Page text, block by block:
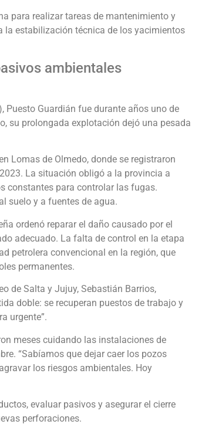
para realizar tareas de mantenimiento y
la estabilización técnica de los yacimientos
ambientales
Puesto Guardián fue durante años uno de
su prolongada explotación dejó una pesada
Lomas de Olmedo, donde se registraron
La situación obligó a la provincia a
constantes para controlar las fugas.
suelo y a fuentes de agua.
ordenó reparar el daño causado por el
adecuado. La falta de control en la etapa
petrolera convencional en la región, que
permanentes.
de Salta y Jujuy, Sebastián Barrios,
doble: se recuperan puestos de trabajo y
urgente”.
meses cuidando las instalaciones de
“Sabíamos que dejar caer los pozos
los riesgos ambientales. Hoy
evaluar pasivos y asegurar el cierre
perforaciones.